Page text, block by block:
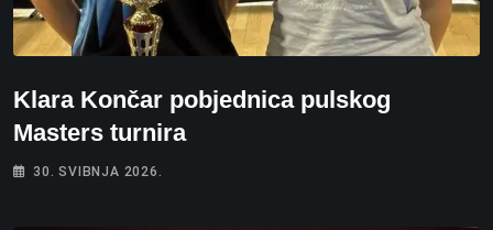
Klara Končar pobjednica pulskog
Masters turnira
30. SVIBNJA 2026.